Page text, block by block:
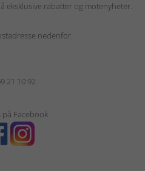
eksklusive rabatter og motenyheter.
nedenfor.
21 10 92
på Facebook